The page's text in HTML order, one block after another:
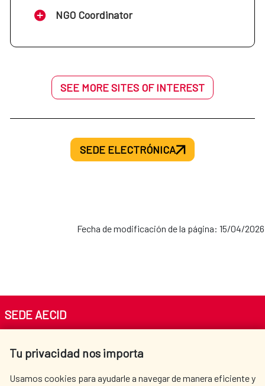
NGO Coordinator
SEE MORE SITES OF INTEREST
SEDE ELECTRÓNICA
Fecha de modificación de la página: 15/04/2026
Tu privacidad nos importa
Usamos cookies para ayudarle a navegar de manera eficiente y
SEDE AECID
Tel. +34 900 20 30 54​​​​​​​